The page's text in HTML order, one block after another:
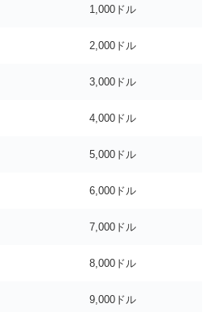
1,000ドル
2,000ドル
3,000ドル
4,000ドル
5,000ドル
6,000ドル
7,000ドル
8,000ドル
9,000ドル